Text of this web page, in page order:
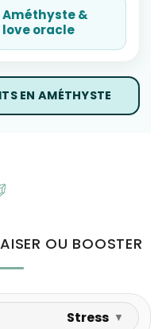
Améthyste &
love oracle
EN AMÉTHYSTE
OU BOOSTER
Stress ▼